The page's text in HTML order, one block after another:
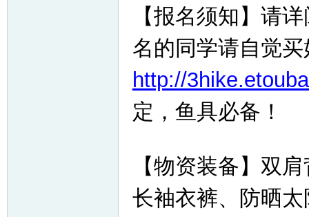
【报名须知】请
名的同学请自觉
http://
定，鱼具必备！
【物资装备】双
长袖衣裤、防晒